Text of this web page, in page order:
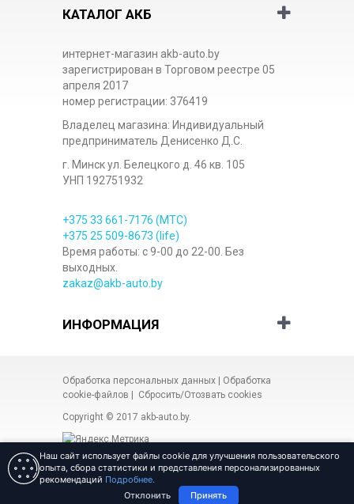
КАТАЛОГ АКБ
интернет-магазин akb-auto.by
зарегистрирован в Торговом реестре 05
апреля 2017
номер регистрации: 376419
Владелец магазина: Индивидуальный
предприниматель Денисенко Д.С.
г. Минск ул. Белецкого д. 46 кв. 105
УНП 192751932
+375 33 661-7176 (МТС)
+375 25 509-8673 (life)
Время работы: с 9-00 до 22-00. Без
выходных.
zakaz@akb-auto.by
ИНФОРМАЦИЯ
Обработка персональных данных | Обработка
cookie-файлов | Сбросить/Отозвать cookies
Copyright © 2017 akb-auto.by.
Разработка сайта Веб-студия
Наш сайт использует файлы cookie для улучшения пользовательского
опыта, сбора статистики и представления персонализированных
рекомендаций Подробнее.
Отклонить
Принять